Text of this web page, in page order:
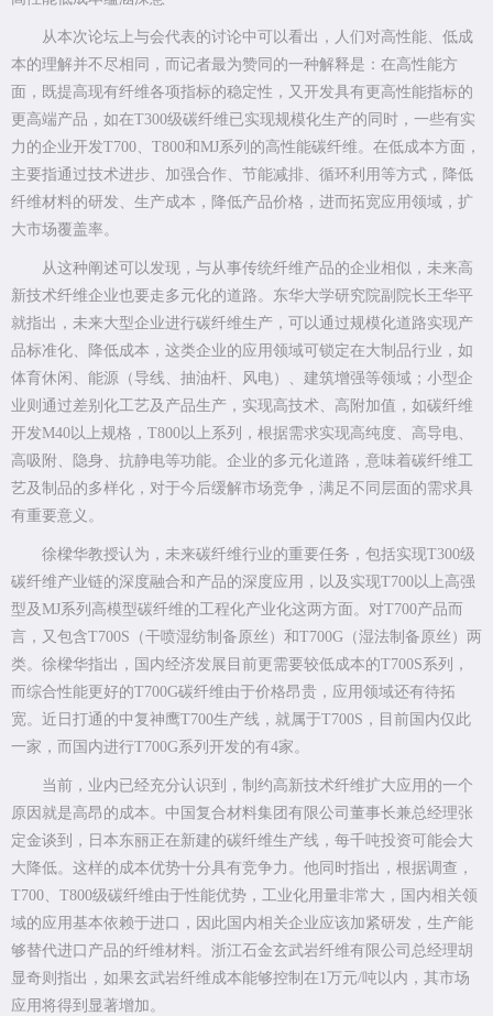
从本次论坛上与会代表的讨论中可以看出，人们对高性能、低成
本的理解并不尽相同，而记者最为赞同的一种解释是：在高性能方
面，既提高现有纤维各项指标的稳定性，又开发具有更高性能指标的
更高端产品，如在T300级碳纤维已实现规模化生产的同时，一些有实
力的企业开发T700、T800和MJ系列的高性能碳纤维。在低成本方面，
主要指通过技术进步、加强合作、节能减排、循环利用等方式，降低
纤维材料的研发、生产成本，降低产品价格，进而拓宽应用领域，扩
大市场覆盖率。
从这种阐述可以发现，与从事传统纤维产品的企业相似，未来高
新技术纤维企业也要走多元化的道路。东华大学研究院副院长王华平
就指出，未来大型企业进行碳纤维生产，可以通过规模化道路实现产
品标准化、降低成本，这类企业的应用领域可锁定在大制品行业，如
体育休闲、能源（导线、抽油杆、风电）、建筑增强等领域；小型企
业则通过差别化工艺及产品生产，实现高技术、高附加值，如碳纤维
开发M40以上规格，T800以上系列，根据需求实现高纯度、高导电、
高吸附、隐身、抗静电等功能。企业的多元化道路，意味着碳纤维工
艺及制品的多样化，对于今后缓解市场竞争，满足不同层面的需求具
有重要意义。
徐樑华教授认为，未来碳纤维行业的重要任务，包括实现T300级
碳纤维产业链的深度融合和产品的深度应用，以及实现T700以上高强
型及MJ系列高模型碳纤维的工程化产业化这两方面。对T700产品而
言，又包含T700S（干喷湿纺制备原丝）和T700G（湿法制备原丝）两
类。徐樑华指出，国内经济发展目前更需要较低成本的T700S系列，
而综合性能更好的T700G碳纤维由于价格昂贵，应用领域还有待拓
宽。近日打通的中复神鹰T700生产线，就属于T700S，目前国内仅此
一家，而国内进行T700G系列开发的有4家。
当前，业内已经充分认识到，制约高新技术纤维扩大应用的一个
原因就是高昂的成本。中国复合材料集团有限公司董事长兼总经理张
定金谈到，日本东丽正在新建的碳纤维生产线，每千吨投资可能会大
大降低。这样的成本优势十分具有竞争力。他同时指出，根据调查，
T700、T800级碳纤维由于性能优势，工业化用量非常大，国内相关领
域的应用基本依赖于进口，因此国内相关企业应该加紧研发，生产能
够替代进口产品的纤维材料。浙江石金玄武岩纤维有限公司总经理胡
显奇则指出，如果玄武岩纤维成本能够控制在1万元/吨以内，其市场
应用将得到显著增加。